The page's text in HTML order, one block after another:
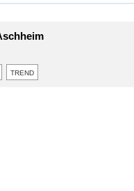
trend